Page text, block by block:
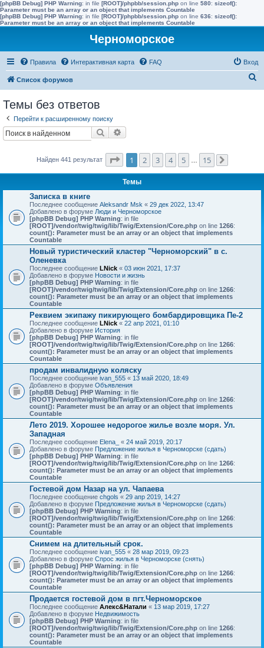
[phpBB Debug] PHP Warning: in file [ROOT]/phpbb/session.php on line 580: sizeof():
Parameter must be an array or an object that implements Countable
[phpBB Debug] PHP Warning: in file [ROOT]/phpbb/session.php on line 636: sizeof():
Parameter must be an array or an object that implements Countable
Черноморское
Правила Интерактивная карта FAQ Вход
Список форумов
Темы без ответов
Перейти к расширенному поиску
Поиск
Найден 441 результат Страница1 из
1 2 3 4 5 15
Темы
Записка в книге
Последнее сообщение Aleksandr Msk « 29 дек 2022, 13:47
Добавлено в форуме Люди и Черноморское
[phpBB Debug] PHP Warning: in file
[ROOT]/vendor/twig/twig/lib/Twig/Extension/Core.php on line 1266:
count(): Parameter must be an array or an object that implements
Countable
Новый туристический кластер "Черноморский" в с.
Оленевка
Последнее сообщение LNick « 03 июн 2021, 17:37
Добавлено в форуме Новости и жизнь
[phpBB Debug] PHP Warning: in file
[ROOT]/vendor/twig/twig/lib/Twig/Extension/Core.php on line 1266:
count(): Parameter must be an array or an object that implements
Countable
Реквием экипажу пикирующего бомбардировщика Пе-2
Последнее сообщение LNick « 22 апр 2021, 01:10
Добавлено в форуме История
[phpBB Debug] PHP Warning: in file
[ROOT]/vendor/twig/twig/lib/Twig/Extension/Core.php on line 1266:
count(): Parameter must be an array or an object that implements
Countable
продам инвалидную коляску
Последнее сообщение ivan_555 « 13 май 2020, 18:49
Добавлено в форуме Объявления
[phpBB Debug] PHP Warning: in file
[ROOT]/vendor/twig/twig/lib/Twig/Extension/Core.php on line 1266:
count(): Parameter must be an array or an object that implements
Countable
Лето 2019. Хорошее недорогое жилье возле моря. Ул.
Западная
Последнее сообщение Elena_ « 24 май 2019, 20:17
Добавлено в форуме Предложение жилья в Черноморске (сдать)
[phpBB Debug] PHP Warning: in file
[ROOT]/vendor/twig/twig/lib/Twig/Extension/Core.php on line 1266:
count(): Parameter must be an array or an object that implements
Countable
Гостевой дом Назар на ул. Чапаева
Последнее сообщение chgols « 29 апр 2019, 14:27
Добавлено в форуме Предложение жилья в Черноморске (сдать)
[phpBB Debug] PHP Warning: in file
[ROOT]/vendor/twig/twig/lib/Twig/Extension/Core.php on line 1266:
count(): Parameter must be an array or an object that implements
Countable
Снимем на длительный срок.
Последнее сообщение ivan_555 « 28 мар 2019, 09:23
Добавлено в форуме Спрос жилья в Черноморске (снять)
[phpBB Debug] PHP Warning: in file
[ROOT]/vendor/twig/twig/lib/Twig/Extension/Core.php on line 1266:
count(): Parameter must be an array or an object that implements
Countable
Продается гостевой дом в пгт.Черноморское
Последнее сообщение Алекс&Натали « 13 мар 2019, 17:27
Добавлено в форуме Недвижимость
[phpBB Debug] PHP Warning: in file
[ROOT]/vendor/twig/twig/lib/Twig/Extension/Core.php on line 1266:
count(): Parameter must be an array or an object that implements
Countable